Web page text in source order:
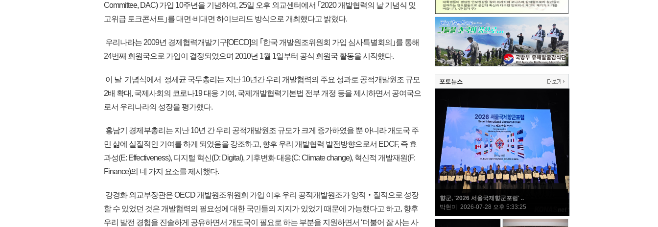
Committee, DAC) 가입 10주년을 기념하여, 25일 오후 외교센터에서 ｢2020 개발협력의 날 기념식 및
고위급 토크콘서트｣를 대면·비대면 하이브리드 방식으로 개최했다고 밝혔다.
우리나라는 2009년 경제협력개발기구[OECD]의 ｢한국 개발원조위원회 가입 심사특별회의｣를 통해
24번째 회원국으로 가입이 결정되었으며 2010년 1월 1일부터 공식 회원국 활동을 시작했다.
이 날 기념식에서 정세균 국무총리는 지난 10년간 우리 개발협력의 주요 성과로 공적개발원조 규모
2배 확대, 국제사회의 코로나19 대응 기여, 국제개발협력기본법 전부 개정 등을 제시하면서 공여국으
로서 우리나라의 성장을 평가했다.
홍남기 경제부총리는 지난 10년 간 우리 공적개발원조 규모가 크게 증가하였을 뿐 아니라 개도국 주
민 삶에 실질적인 기여를 하게 되었음을 강조하고, 향후 우리 개발협력 발전방향으로서 EDCF, 즉 효
과성(E: Effectiveness), 디지털 혁신(D: Digital), 기후변화 대응(C: Climate change), 혁신적 개발재원(F:
Finance)의 네 가지 요소를 제시했다.
강경화 외교부장관은 OECD 개발원조위원회 가입 이후 우리 공적개발원조가 양적‧질적으로 성장
할 수 있었던 것은 개발협력의 필요성에 대한 국민들의 지지가 있었기 때문에 가능했다고 하고, 향후
우리 발전 경험을 진솔하게 공유하면서 개도국이 필요로 하는 부분을 지원하면서 ‘더불어 잘 사는 사
포토뉴스
향군, '2026 서울국제향군포럼' ..
박현미 2026-07-28 오후 5:33:25